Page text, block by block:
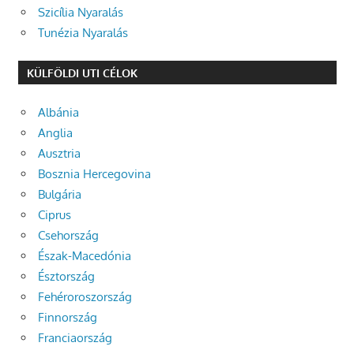
Szicília Nyaralás
Tunézia Nyaralás
KÜLFÖLDI UTI CÉLOK
Albánia
Anglia
Ausztria
Bosznia Hercegovina
Bulgária
Ciprus
Csehország
Észak-Macedónia
Észtország
Fehéroroszország
Finnország
Franciaország